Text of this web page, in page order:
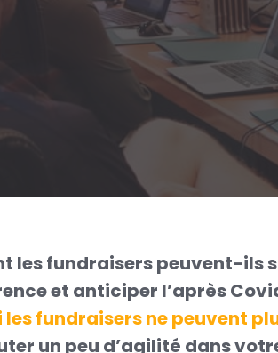
les fundraisers peuvent-ils
et anticiper l’après
les fundraisers ne peuvent
un peu d’agilité dans